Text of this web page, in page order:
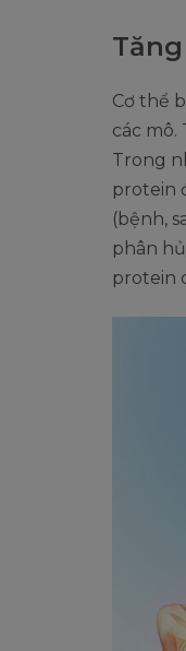
Cơ thể
các
Trong
protein
(bệnh,
phân
protein